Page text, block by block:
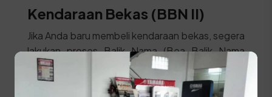
Kendaraan Bekas (BBN II)
Jika Anda baru membeli kendaraan bekas, segera
lakukan proses Balik Nama (Bea Balik Nama
Kendaraan Bermotor / BBNKB II) agar identitas
pemilik di surat kendaraan berubah menjadi nama